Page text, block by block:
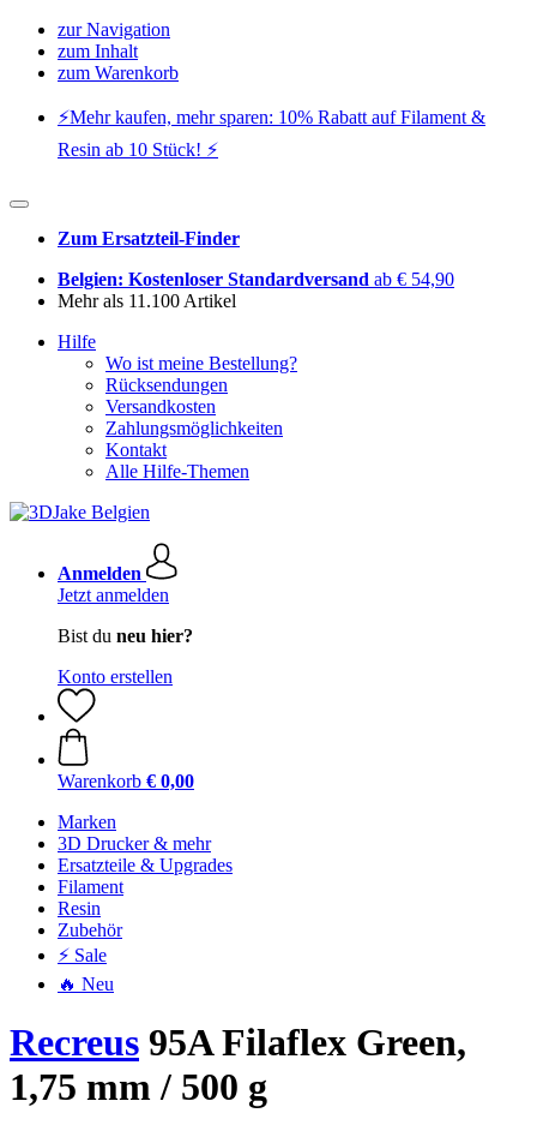
zur Navigation
zum Inhalt
zum Warenkorb
⚡️Mehr kaufen, mehr sparen: 10% Rabatt auf Filament &
Resin ab 10 Stück! ⚡️
Zum Ersatzteil-Finder
Belgien: Kostenloser Standardversand ab € 54,90
Mehr als 11.100 Artikel
Hilfe
Wo ist meine Bestellung?
Rücksendungen
Versandkosten
Zahlungsmöglichkeiten
Kontakt
Alle Hilfe-Themen
Anmelden
Jetzt anmelden
Bist du neu hier?
Konto erstellen
Warenkorb € 0,00
Marken
3D Drucker & mehr
Ersatzteile & Upgrades
Filament
Resin
Zubehör
⚡ Sale
🔥 Neu
Recreus 95A Filaflex Green,
1,75 mm / 500 g